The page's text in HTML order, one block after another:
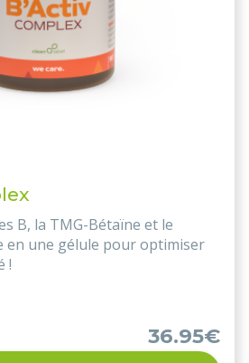
B, la TMG-Bétaïne et le
en une gélule pour optimiser
!
36.95€